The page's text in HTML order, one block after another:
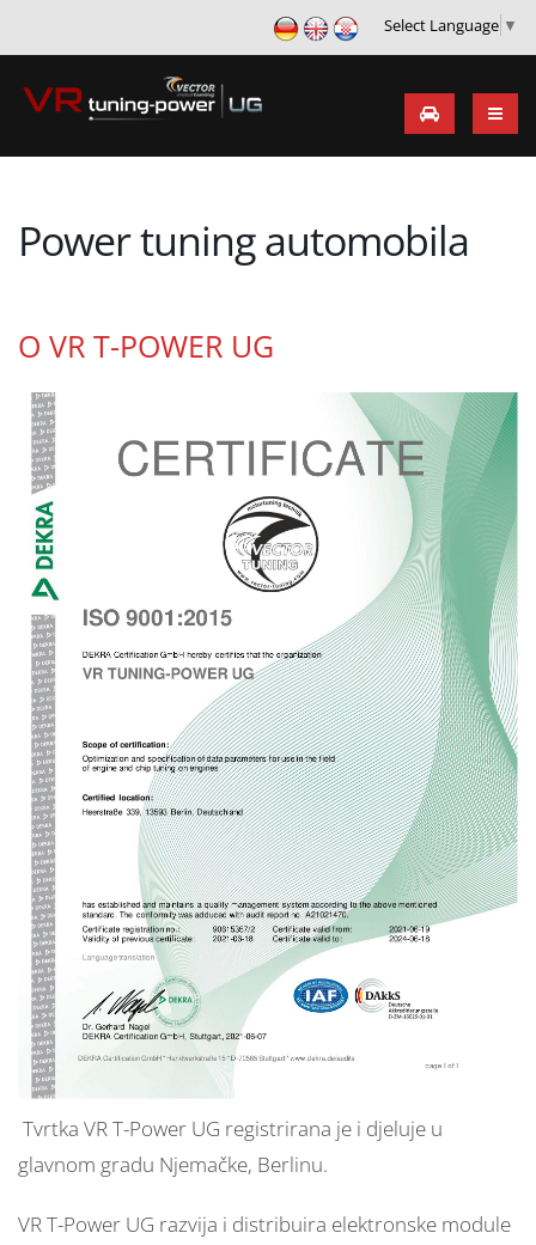
Select Language ▼
Power tuning automobila
O VR T-POWER UG
Tvrtka VR T-Power UG registrirana je i djeluje u
glavnom gradu Njemačke, Berlinu.
VR T-Power UG razvija i distribuira elektronske module